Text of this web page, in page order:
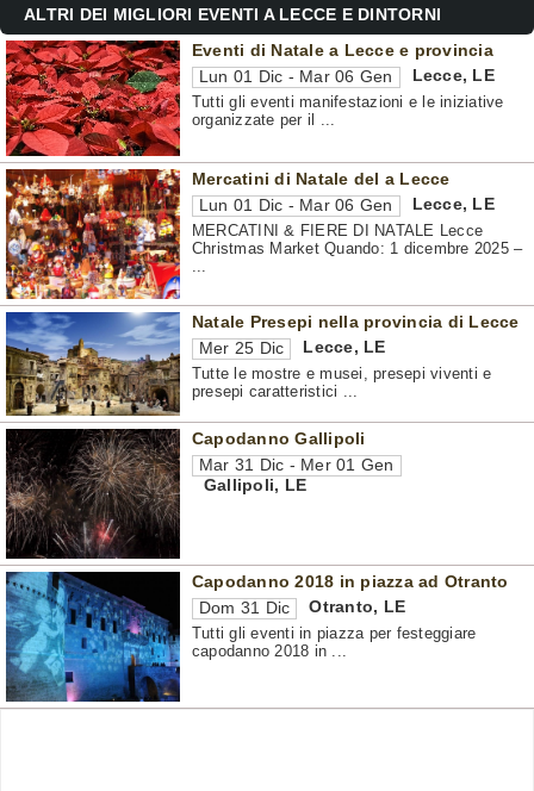
ALTRI DEI MIGLIORI EVENTI A LECCE E DINTORNI
Eventi di Natale a Lecce e provincia
Lun 01 Dic - Mar 06 Gen Lecce, LE
Tutti gli eventi manifestazioni e le iniziative
organizzate per il ...
Mercatini di Natale del a Lecce
Lun 01 Dic - Mar 06 Gen Lecce, LE
MERCATINI & FIERE DI NATALE Lecce
Christmas Market Quando: 1 dicembre 2025 –
Natale Presepi nella provincia di Lecce
Mer 25 Dic Lecce, LE
Tutte le mostre e musei, presepi viventi e
presepi caratteristici ...
Capodanno Gallipoli
Mar 31 Dic - Mer 01 Gen
Gallipoli, LE
Capodanno 2018 in piazza ad Otranto
Dom 31 Dic Otranto, LE
Tutti gli eventi in piazza per festeggiare
capodanno 2018 in ...